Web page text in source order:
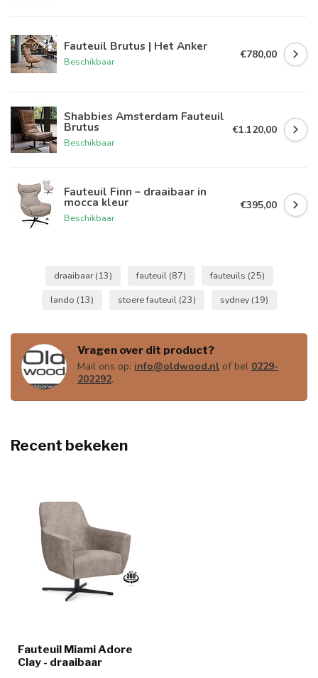
Fauteuil Brutus | Het Anker
Beschikbaar
€780,00
Shabbies Amsterdam Fauteuil
Brutus
Beschikbaar
€1.120,00
Fauteuil Finn – draaibaar in
mocca kleur
Beschikbaar
€395,00
draaibaar(13) fauteuil (87) fauteuils (25)
lando (13) stoere fauteuil (23) sydney (19)
Vragen over dit product?
Mail ons op: info@oldwood.nl of bel 0229-
202292.
Recent bekeken
Fauteuil Miami Adore
Clay - draaibaar